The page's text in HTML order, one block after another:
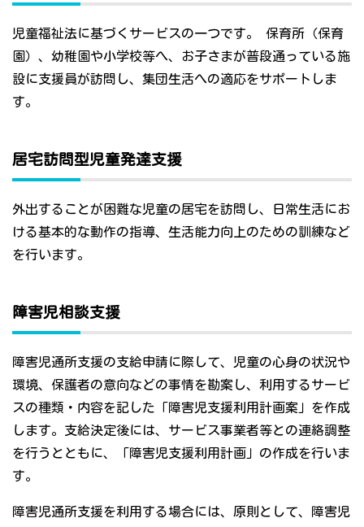
児童福祉法に基づくサービスの一つです。 保育所（保育
園）、幼稚園や小学校等へ、お子さまが普段通っている施
設に支援員が訪問し、集団生活への適応をサポートしま
す。
居宅訪問型児童発達支援
外出することが困難な児童の居宅を訪問し、日常生活にお
ける基本的な動作の指導、生活能力向上のための訓練など
を行います。
障害児相談支援
障害児通所支援の支給申請に際して、児童の心身の状況や
環境、保護者の意向などの事情を勘案し、利用するサービ
スの種類・内容を記した「障害児支援利用計画案」を作成
します。支給決定後には、サービス事業者等との連絡調整
を行うとともに、「障害児支援利用計画」の作成を行いま
す。
障害児通所支援を利用する場合には、原則として、障害児